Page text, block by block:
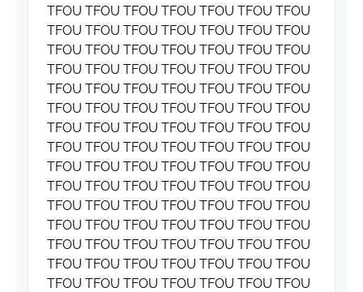
TFOU TFOU TFOU TFOU TFOU TFOU TFOU
TFOU TFOU TFOU TFOU TFOU TFOU TFOU
TFOU TFOU TFOU TFOU TFOU TFOU TFOU
TFOU TFOU TFOU TFOU TFOU TFOU TFOU
TFOU TFOU TFOU TFOU TFOU TFOU TFOU
TFOU TFOU TFOU TFOU TFOU TFOU TFOU
TFOU TFOU TFOU TFOU TFOU TFOU TFOU
TFOU TFOU TFOU TFOU TFOU TFOU TFOU
TFOU TFOU TFOU TFOU TFOU TFOU TFOU
TFOU TFOU TFOU TFOU TFOU TFOU TFOU
TFOU TFOU TFOU TFOU TFOU TFOU TFOU
TFOU TFOU TFOU TFOU TFOU TFOU TFOU
TFOU TFOU TFOU TFOU TFOU TFOU TFOU
TFOU TFOU TFOU TFOU TFOU TFOU TFOU
TFOU TFOU TFOU TFOU TFOU TFOU TFOU